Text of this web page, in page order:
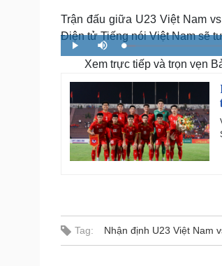
Trận đấu giữa U23 Việt Nam
Điện tử Tiếng nói Việt Nam sẽ
P
l
M
u
t
e
L
o
a
d
d
2
.
7
1
%
Xem trực tiếp và trọn vẹn
Tag: Nhận định U23 Việt Nam